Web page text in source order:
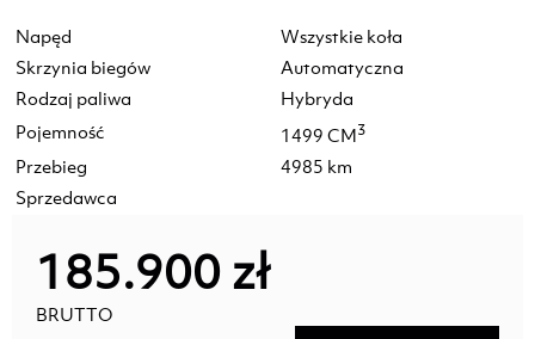
Napęd
Wszystkie koła
Skrzynia biegów
Automatyczna
Rodzaj paliwa
Hybryda
Pojemność
1499 CM3
Przebieg
4985 km
Sprzedawca
185.900 zł
BRUTTO